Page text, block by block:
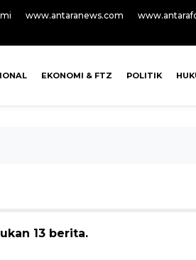
www.antaranews.com
EKONOMI & FTZ POLITIK
13 berita.